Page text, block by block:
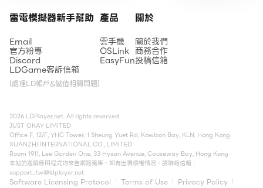
雷電模擬器新手幫助
Email
官方粉專
Discord
LDGame客訴信箱
(處理LD帳戶&儲值相關問題)
產品
雲手機
OSLink
EasyFun
關於
關於我們
商務合作
投稿信箱
2026 LDPlayer.net. All rights reserved.
JUST OKAY LIMITED
Office F, 12/F, YHC Tower, 1 Sheung Yuet Rd, Kowloon Bay, KLN, Hong Kong
XUANZHI INTERNATIONAL CO., LIMITED
Room 1911, Lee Garden One, 33 Hysan Avenue, Causeway Bay, Hong Kong
本站的遊戲應用程式均來自網路蒐集，如有出現侵權情況，請聯絡信箱：
support_tw@ldplayer.net
Software Licensing Protocol Terms of Use
Privacy Policy